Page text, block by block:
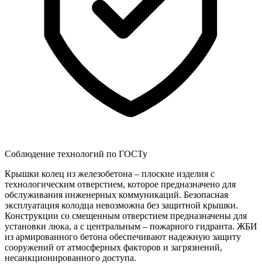
Соблюдение технологий по ГОСТу
Крышки колец из железобетона – плоские изделия с
технологическим отверстием, которое предназначено для
обслуживания инженерных коммуникаций. Безопасная
эксплуатация колодца невозможна без защитной крышки.
Конструкции со смещенным отверстием предназначены для
установки люка, а с центральным – пожарного гидранта. ЖБИ
из армированного бетона обеспечивают надежную защиту
сооружений от атмосферных факторов и загрязнений,
несанкционированного доступа.